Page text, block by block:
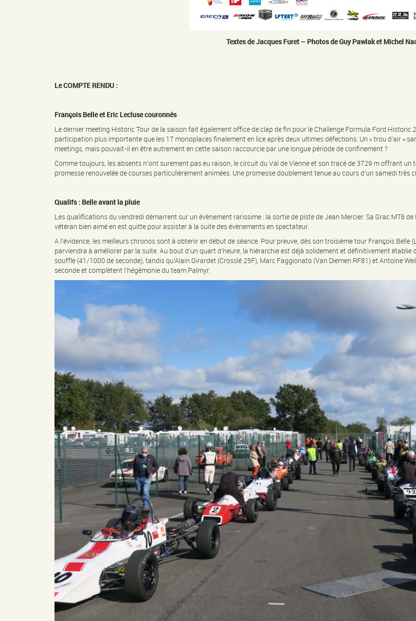
Textes de Jacques Furet – Photos de Guy Pawlak et Michel
Le COMPTE RENDU :
François Belle et Eric Lecluse couronnés
Le dernier meeting Historic Tour de la saison fait également office de clap de fin pour le Challenge Formula Ford Historic
participation plus importante que les 17 monoplaces finalement en lice après deux ultimes défections. Un « trou d’air »
meetings, mais pouvait-il en être autrement en cette saison raccourcie par une longue période de confinement ?
Comme toujours, les absents n’ont surement pas eu raison, le circuit du Val de Vienne et son tracé de 3729 m offrant
promesse renouvelée de courses particulièrement animées. Une promesse doublement tenue au cours d’un samedi très
Qualifs : Belle avant la pluie
Les qualifications du vendredi démarrent sur un évènement rarissime : la sortie de piste de Jean Mercier. Sa Grac MT6
vétéran bien aimé en est quitte pour assister à la suite des évènements en spectateur.
A l’évidence, les meilleurs chronos sont à obtenir en début de séance. Pour preuve, dès son troisième tour François Belle
parviendra à améliorer par la suite. Au bout d’un quart d’heure, la hiérarchie est déjà solidement et définitivement établie
souffle (41/1000 de seconde), tandis qu’Alain Girardet (Crosslé 25F), Marc Faggionato (Van Diemen RF81) et Antoine
seconde et complètent l’hégémonie du team Palmyr.